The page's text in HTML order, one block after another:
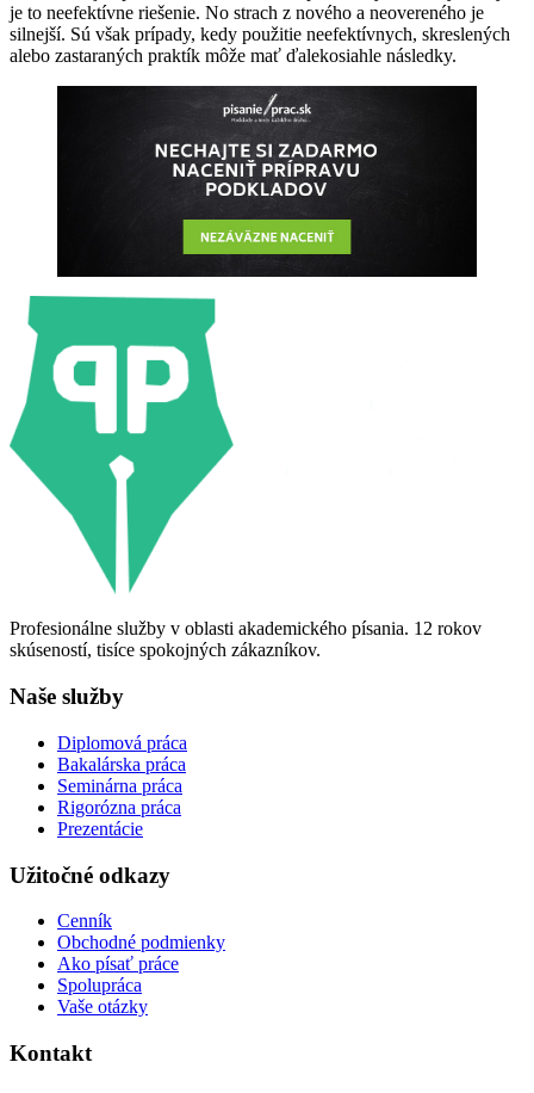
je to neefektívne riešenie. No strach z nového a neovereného je
silnejší. Sú však prípady, kedy použitie neefektívnych, skreslených
alebo zastaraných praktík môže mať ďalekosiahle následky.
Profesionálne služby v oblasti akademického písania. 12 rokov
skúseností, tisíce spokojných zákazníkov.
Naše služby
Diplomová práca
Bakalárska práca
Seminárna práca
Rigorózna práca
Prezentácie
Užitočné odkazy
Cenník
Obchodné podmienky
Ako písať práce
Spolupráca
Vaše otázky
Kontakt